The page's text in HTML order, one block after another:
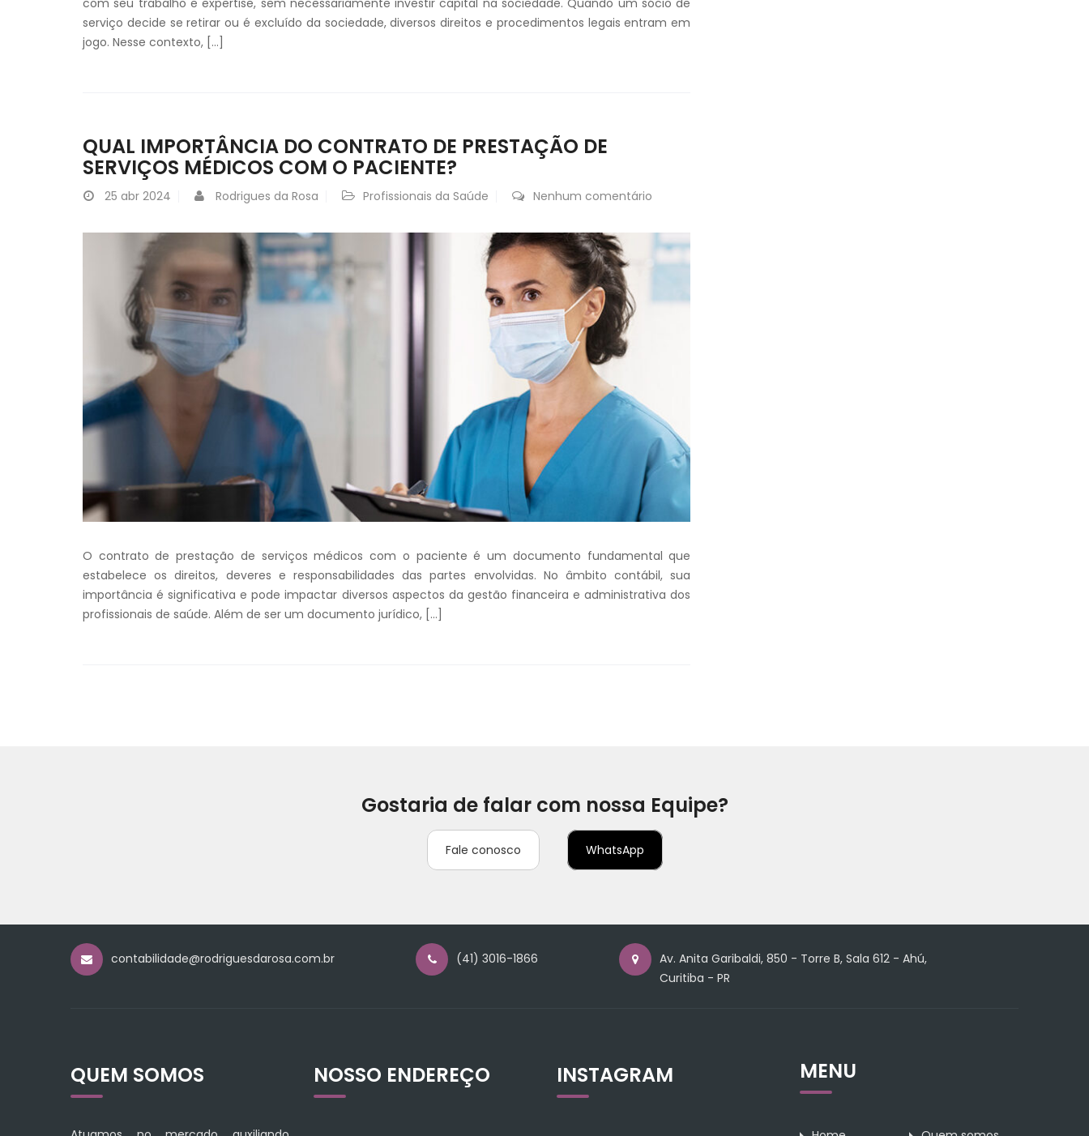
serviço decide se retirar ou é excluído da sociedade, diversos direitos e procedimentos legais entram em
jogo. Nesse contexto, […]
QUAL IMPORTÂNCIA DO CONTRATO DE PRESTAÇÃO DE
SERVIÇOS MÉDICOS COM O PACIENTE?
25 abr 2024 Rodrigues da Rosa Profissionais da Saúde Nenhum comentário
O contrato de prestação de serviços médicos com o paciente é um documento fundamental que
estabelece os direitos, deveres e responsabilidades das partes envolvidas. No âmbito contábil, sua
importância é significativa e pode impactar diversos aspectos da gestão financeira e administrativa dos
profissionais de saúde. Além de ser um documento jurídico, […]
Gostaria de falar com nossa Equipe?
Fale conosco WhatsApp
contabilidade@rodriguesdarosa.com.br (41) 3016-1866
Av. Anita Garibaldi, 850 - Torre B, Sala 612 - Ahú,
Curitiba - PR
QUEM SOMOS NOSSO ENDEREÇO INSTAGRAM MENU